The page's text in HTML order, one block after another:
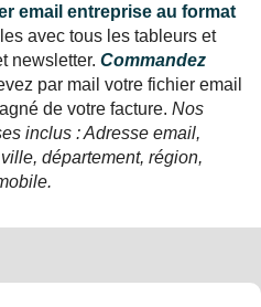
email entreprise au format
avec tous les tableurs et
newsletter. Commandez
par mail votre fichier email
de votre facture. Nos
inclus : Adresse email,
département, région,